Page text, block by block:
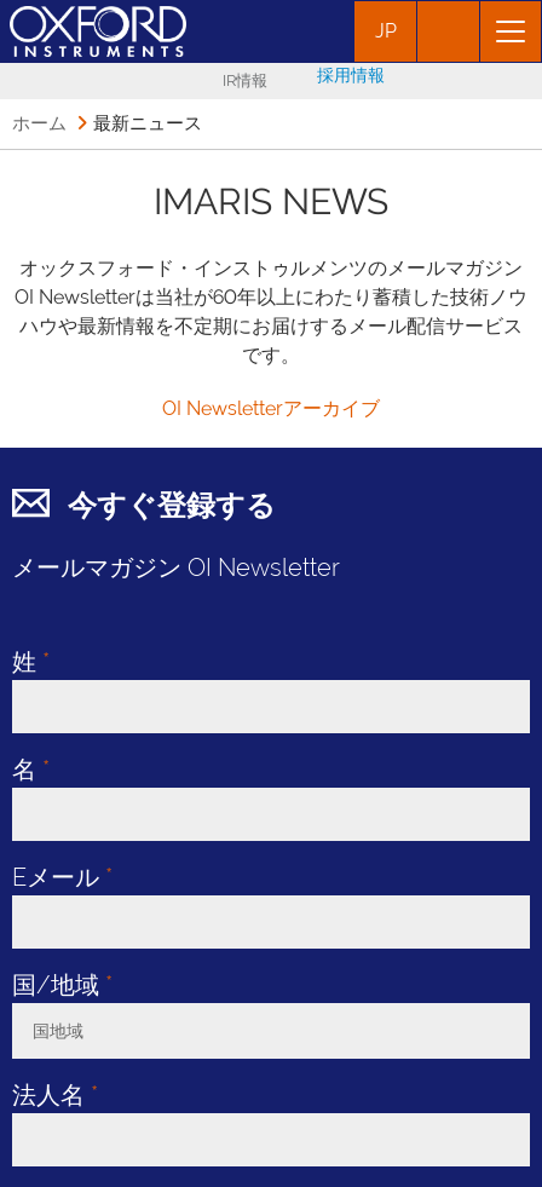
JP
IR情報 採用情報
ホーム 最新ニュース
IMARIS NEWS
オックスフォード・インストゥルメンツのメールマガジン
OI Newsletterは当社が60年以上にわたり蓄積した技術ノウ
ハウや最新情報を不定期にお届けするメール配信サービス
です。
OI Newsletterアーカイブ
今すぐ登録する
メールマガジン OI Newsletter
姓 *
名 *
Eメール *
国/地域 *
国地域
法人名 *